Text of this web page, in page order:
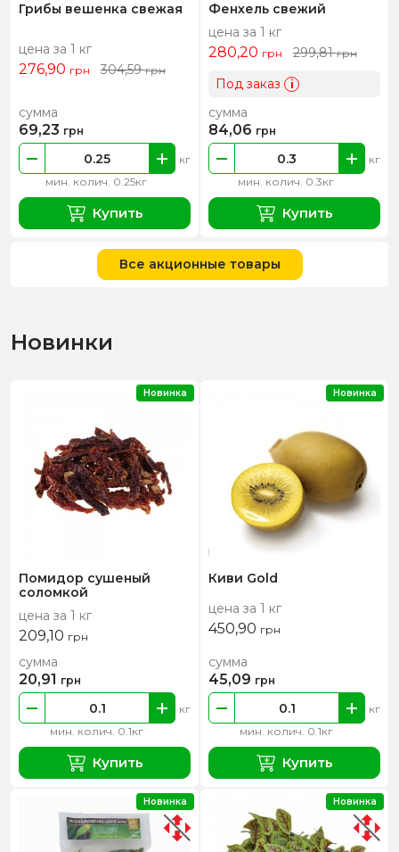
Грибы вешенка свежая
цена за 1 кг
276,90 грн 304,59грн
мин. колич. 0.25кг
кг
сумма
69,23 грн
Купить
Фенхель свежий
цена за 1 кг
280,20 грн 299,81грн
Под заказ i
мин. колич. 0.3кг
кг
сумма
84,06 грн
Купить
Все акционные товары
Новинки
Помидор сушеный
соломкой
цена за 1 кг
209,10 грн
мин. колич. 0.1кг
кг
сумма
20,91 грн
Купить
Новинка
Киви Gold
цена за 1 кг
450,90 грн
мин. колич. 0.1кг
кг
сумма
45,09 грн
Купить
Новинка
Новинка Новинка